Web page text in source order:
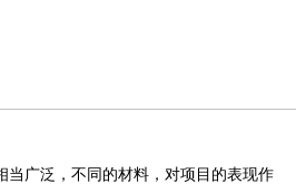
当广泛，不同的材料，对项目的表现作